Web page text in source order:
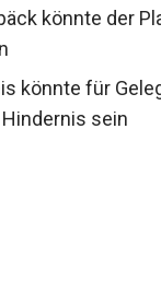
könnte der
könnte für
sein